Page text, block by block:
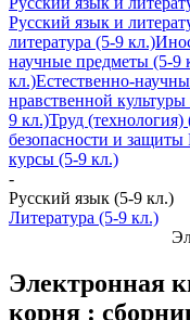
Русский язык и
литература (5-9 кл.)
научные предметы (5-9
кл.)Естественно-
нравственной
9 кл.)Труд (технология)
безопасности и
курсы (5-9 кл.)
-
Русский язык (5-9 кл.)
Литература (5-9 кл.)
Электронная
корня :